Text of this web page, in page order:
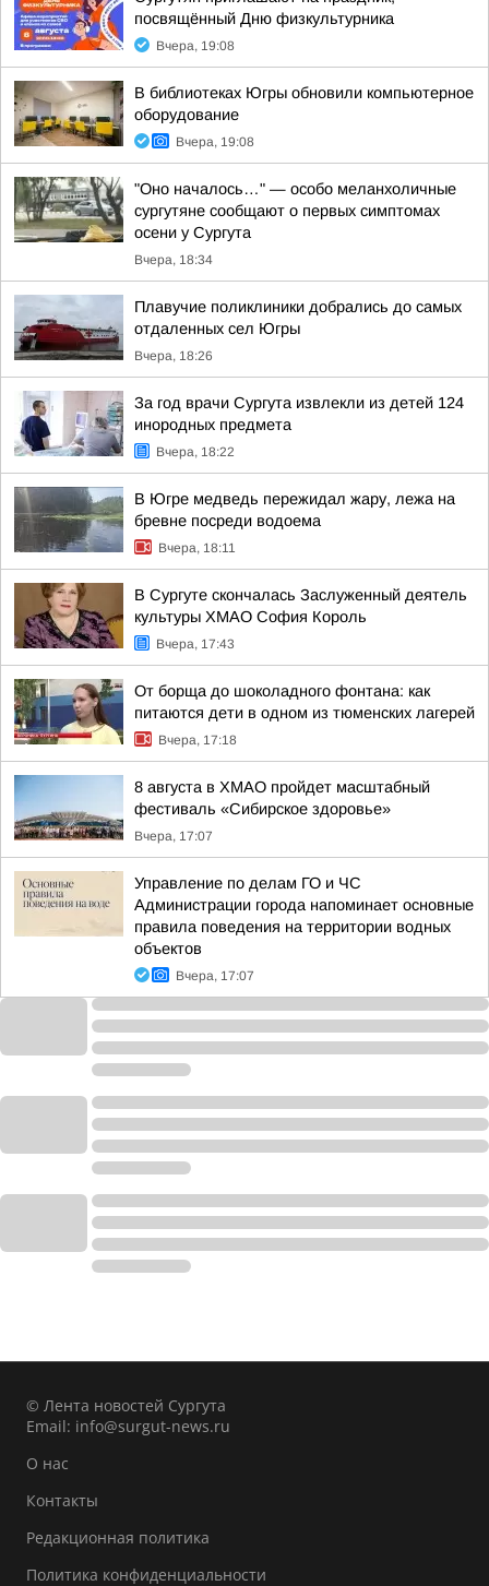
посвящённый Дню физкультурника
Вчера, 19:08
В библиотеках Югры обновили компьютерное
оборудование
Вчера, 19:08
"Оно началось…" — особо меланхоличные
сургутяне сообщают о первых симптомах
осени у Сургута
Вчера, 18:34
Плавучие поликлиники добрались до самых
отдаленных сел Югры
Вчера, 18:26
За год врачи Сургута извлекли из детей 124
инородных предмета
Вчера, 18:22
В Югре медведь пережидал жару, лежа на
бревне посреди водоема
Вчера, 18:11
В Сургуте скончалась Заслуженный деятель
культуры ХМАО София Король
Вчера, 17:43
От борща до шоколадного фонтана: как
питаются дети в одном из тюменских лагерей
Вчера, 17:18
8 августа в ХМАО пройдет масштабный
фестиваль «Сибирское здоровье»
Вчера, 17:07
Управление по делам ГО и ЧС
Администрации города напоминает основные
правила поведения на территории водных
объектов
Вчера, 17:07
© Лента новостей Сургута
Email: info@surgut-news.ru
О нас
Контакты
Редакционная политика
Политика конфиденциальности